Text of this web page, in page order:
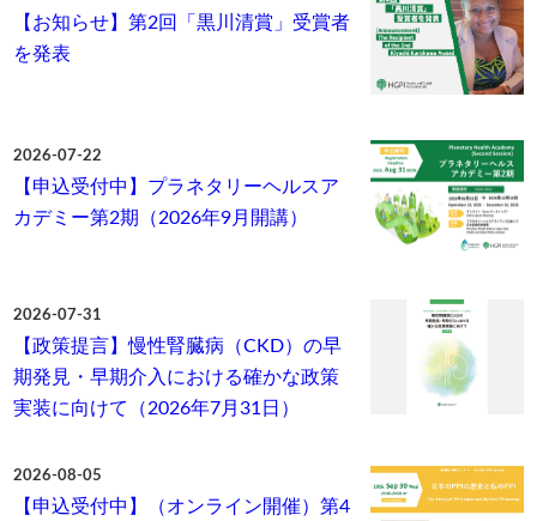
【お知らせ】第2回「黒川清賞」受賞者
を発表
2026-07-22
【申込受付中】プラネタリーヘルスア
カデミー第2期（2026年9月開講）
2026-07-31
【政策提言】慢性腎臓病（CKD）の早
期発見・早期介入における確かな政策
実装に向けて（2026年7月31日）
2026-08-05
【申込受付中】（オンライン開催）第4